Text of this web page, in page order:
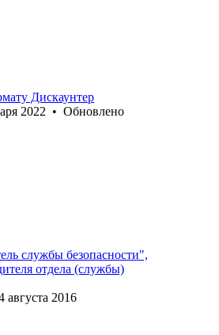
Дискаунтер
2022 • Обновлено
службы безопасности",
отдела (службы)
августа 2016